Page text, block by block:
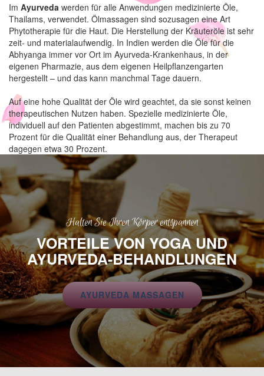
Im Ayurveda werden für alle Anwendungen medizinierte Öle,
Thailams, verwendet. Ölmassagen sind sozusagen eine Art
Phytotherapie für die Haut. Die Herstellung der Kräuteröle ist sehr
zeit- und materialaufwendig. In Indien werden die Öle für die
Abhyanga immer vor Ort im Ayurveda-Krankenhaus, in der
eigenen Pharmazie, aus dem eigenen Heilpflanzengarten
hergestellt – und das kann manchmal Tage dauern.
Auf eine hohe Qualität der Öle wird geachtet, da sie sonst keinen
therapeutischen Nutzen haben. Spezielle medizinierte Öle,
individuell auf den Patienten abgestimmt, machen bis zu 70
Prozent für die Qualität einer Behandlung aus, der Therapeut
dagegen etwa 30 Prozent.
Halten Sie Ihren Körper entspannen
VORTEILE VON YOGA UND
AYURVEDA-BEHANDLUNGEN
AYURVEDA MASSAGEN